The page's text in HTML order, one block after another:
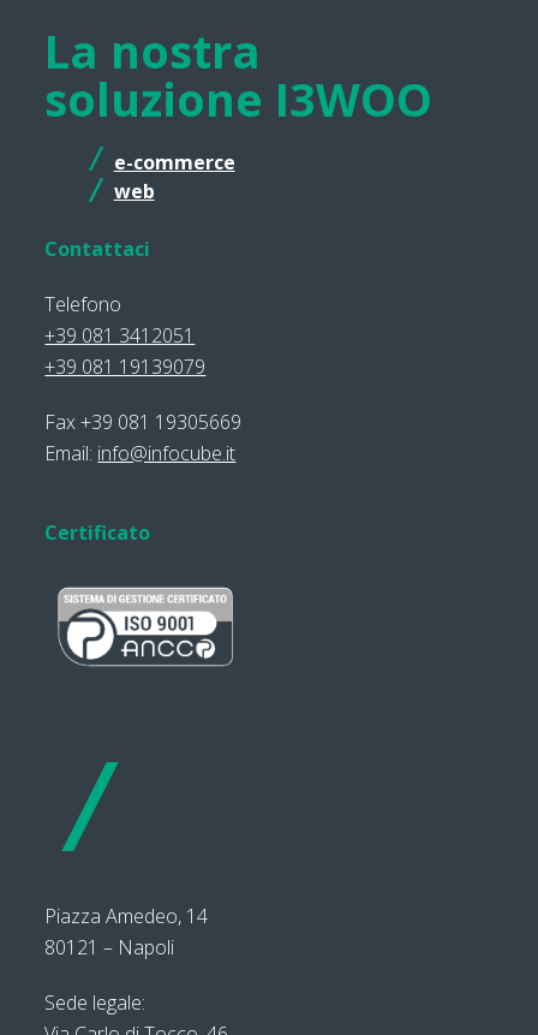
La nostra
soluzione I3WOO
e-commerce
web
Contattaci
Telefono
+39 081 3412051
+39 081 19139079
Fax +39 081 19305669
Email: info@infocube.it
Certificato
Piazza Amedeo, 14
80121 – Napoli
Sede legale: